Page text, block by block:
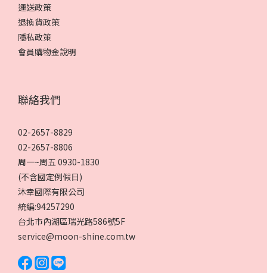
運送政策
退換貨政策
隱私政策
會員購物金說明
聯絡我們
02-2657-8829
02-2657-8806
周一~周五 0930-1830
(不含國定例假日)
沐幸國際有限公司
統編:94257290
台北市內湖區瑞光路586號5F
service@moon-shine.com.tw